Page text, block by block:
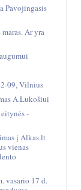
Pavojingasis
Ar yra
09, Vilnius
A.Lukošiui
-
į Alkas.lt
vienas
vasario 17 d.